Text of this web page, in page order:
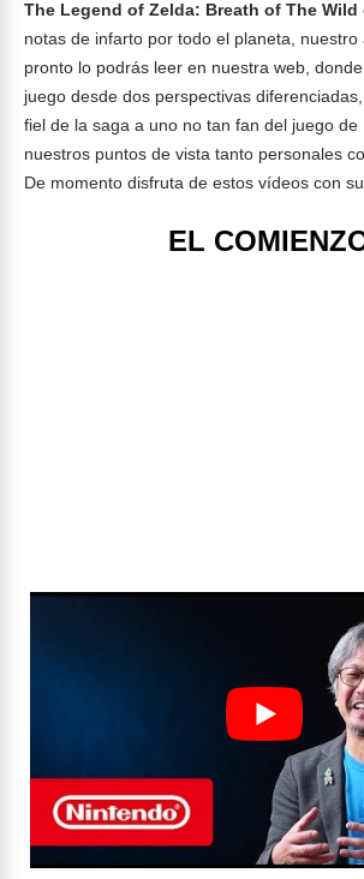
The Legend of Zelda: Breath of The Wild
notas de infarto por todo el planeta, nuestro
pronto lo podrás leer en nuestra web,
juego desde dos perspectivas
fiel de la saga a uno no tan fan del juego
nuestros puntos de vista tanto personales
De momento disfruta de estos vídeos con
EL